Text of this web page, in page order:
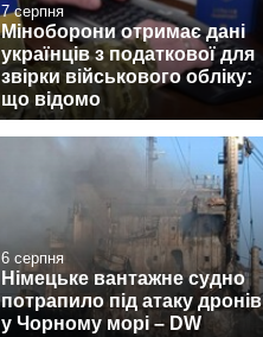
7 серпня
Міноборони отримає дані
українців з податкової для
звірки військового обліку:
що відомо
6 серпня
Німецьке вантажне судно
потрапило під атаку дронів
у Чорному морі – DW